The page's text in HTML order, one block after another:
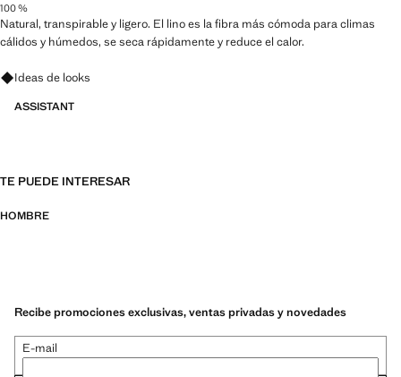
100 %
Natural, transpirable y ligero. El lino es la fibra más cómoda para climas
cálidos y húmedos, se seca rápidamente y reduce el calor.
Pregunta por looks, prendas y tendencias
Ideas de looks
ASSISTANT
TE PUEDE INTERESAR
HOMBRE
Recibe promociones exclusivas, ventas privadas y novedades
E-mail